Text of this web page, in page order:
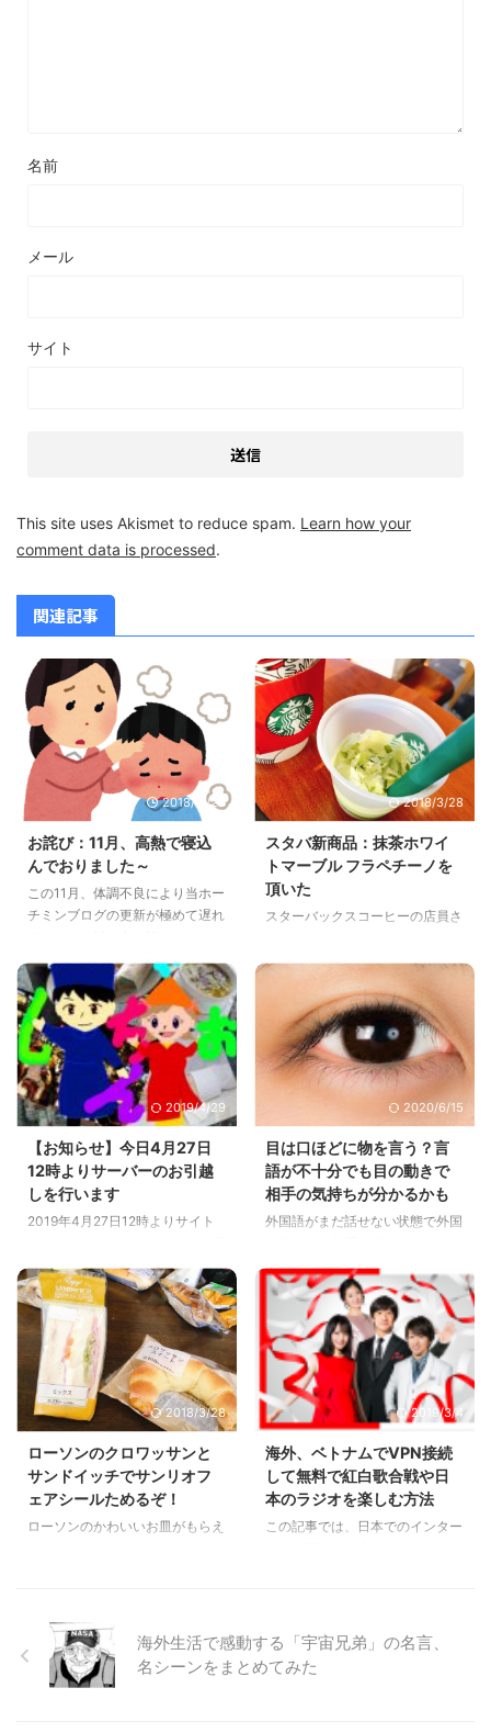
名前
メール
サイト
This site uses Akismet to reduce spam. Learn how your
comment data is processed.
関連記事
2018/11/26
お詫び：11月、高熱で寝込
んでおりました～
この11月、体調不良により当ホー
チミンブログの更新が極めて遅れ
2018/3/28
スタバ新商品：抹茶ホワイ
トマーブル フラペチーノを
頂いた
スターバックスコーヒーの店員さ
いた抹茶ホワイトマーブル フラ
ペチーノがめっちゃ美味しかった
のでご紹介しますね！！
2019/4/29
【お知らせ】今日4月27日
12時よりサーバーのお引越
しを行います
2019年4月27日12時よりサイト
の早いサーバーに移し替える作業
を行います。作業中も閲覧はおそ
らく可能ですが、もしかすると二
時間ほどサイトが見れなくなるか
もしれません。ご了承ください。
2020/6/15
目は口ほどに物を言う？言
語が不十分でも目の動きで
相手の気持ちが分かるかも
外国語がまだ話せない状態で外国
なくて困っちゃいますね。しかし
人間は言葉だけでなく、目の動き
によっても相手の気持ちを知るこ
とができるかもしれません。
2018/3/28
ローソンのクロワッサンと
サンドイッチでサンリオフ
ェアシールためるぞ！
ローソンのかわいいお皿がもらえ
2019/3/4
海外、ベトナムでVPN接続
して無料で紅白歌合戦や日
本のラジオを楽しむ方法
この記事では、日本でのインター
海外生活で感動する「宇宙兄弟」の名言、
名シーンをまとめてみた